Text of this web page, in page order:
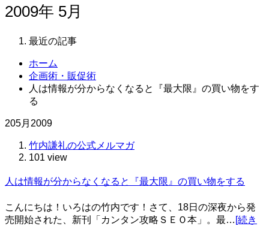
2009年 5月
最近の記事
ホーム
企画術・販促術
人は情報が分からなくなると『最大限』の買い物をす
る
205月 2009
竹内謙礼の公式メルマガ
101 view
人は情報が分からなくなると『最大限』の買い物をする
こんにちは！いろはの竹内です！さて、18日の深夜から発
売開始された、新刊「カンタン攻略ＳＥＯ本」。最… [続き